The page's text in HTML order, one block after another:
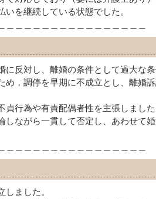
を継続している状態でした。
反対し、離婚の条件として過大な条
，調停を早期に不成立とし、離婚訴
行為や有責配偶者性を主張しました
ながら一貫して否定し、あわせて
ました。